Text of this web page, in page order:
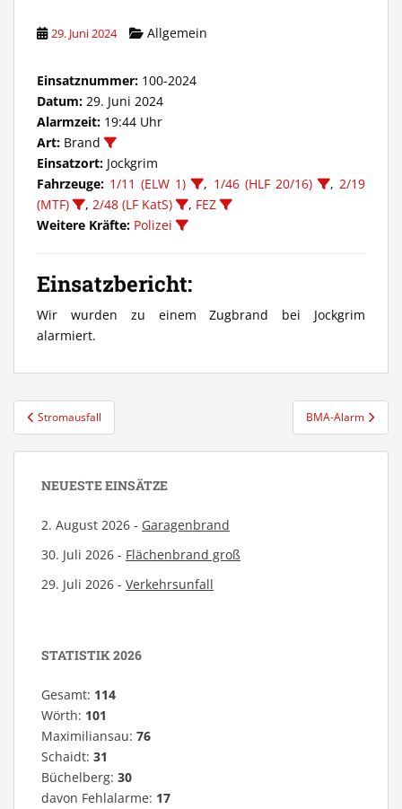
29. Juni 2024 Allgemein
Einsatznummer: 100-2024
Datum: 29. Juni 2024
Alarmzeit: 19:44 Uhr
Art: Brand
Einsatzort: Jockgrim
Fahrzeuge: 1/11 (ELW 1) , 1/46 (HLF 20/16) ,2/19
(MTF)
, 2/48 (LF KatS) , FEZ
Weitere Kräfte: Polizei
Einsatzbericht:
Wir wurden zu einem Zugbrand bei Jockgrim
alarmiert.
Beitragsnavigation
Stromausfall BMA-Alarm
NEUESTE EINSÄTZE
2. August 2026 - Garagenbrand
30. Juli 2026 - Flächenbrand groß
29. Juli 2026 - Verkehrsunfall
STATISTIK 2026
Gesamt: 114
Wörth: 101
Maximiliansau: 76
Schaidt: 31
Büchelberg: 30
davon Fehlalarme: 17